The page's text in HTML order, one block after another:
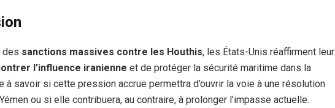
des sanctions massives contre les Houthis, les États-Unis réaffirment leur
l’influence iranienne et de protéger la sécurité maritime dans la
à savoir si cette pression accrue permettra d’ouvrir la voie à une résolution
ou si elle contribuera, au contraire, à prolonger l’impasse actuelle.